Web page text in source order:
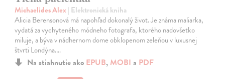
Michaelides Alex | Elektronická kniha
Alicia Berensonová má napohľad dokonalý život. Je známa maliarka,
vydatá za vychyteného módneho fotografa, ktorého nadovšetko
miluje, a býva v nádhernom dome obklopenom zeleňou v luxusnej
štvrti Londýna.…
Na stiahnutie ako EPUB, MOBI a PDF